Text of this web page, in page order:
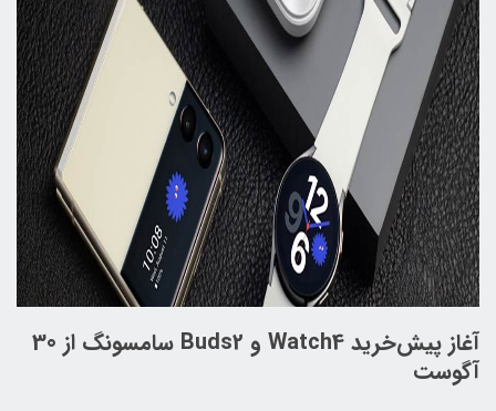
آغاز پیش‌خرید Watch4 و Buds2 سامسونگ از 30
آگوست